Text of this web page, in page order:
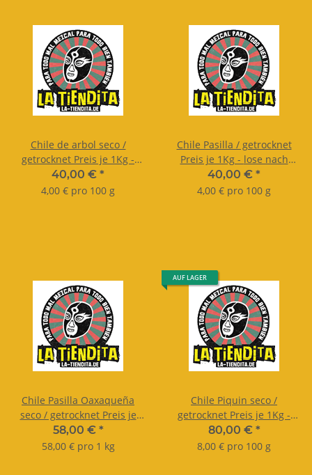
Chile de arbol seco /
getrocknet Preis je 1Kg -
lose nach Gewicht.
40,00 € *
4,00 € pro 100 g
Chile Pasilla / getrocknet
Preis je 1Kg - lose nach
Gewicht.
40,00 € *
4,00 € pro 100 g
Chile Pasilla Oaxaqueña
seco / getrocknet Preis je
1Kg - lose nach Gewicht.
58,00 € *
58,00 € pro 1 kg
AUF LAGER
Chile Piquin seco /
getrocknet Preis je 1Kg -
lose nach Gewicht
80,00 € *
8,00 € pro 100 g